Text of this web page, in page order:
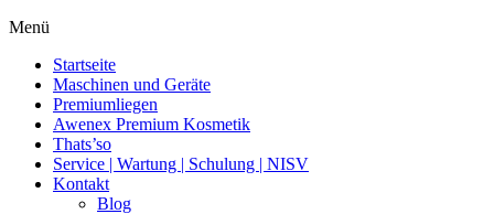
Menü
Startseite
Maschinen und Geräte
Premiumliegen
Awenex Premium Kosmetik
Thats’so
Service | Wartung | Schulung | NISV
Kontakt
Blog